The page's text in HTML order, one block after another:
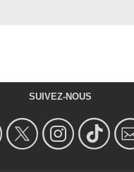
SUIVEZ-NOUS